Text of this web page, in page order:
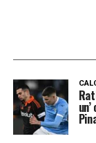
speranza è
progetto.
calcio
ha fatto si è